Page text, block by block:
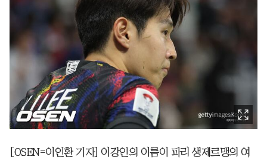
[OSEN=이인환 기자] 이강인의 이름이 파리 생제르맹의 여